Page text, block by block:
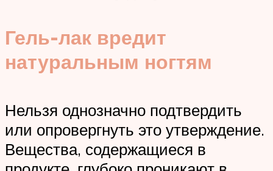
Гель-лак вредит
натуральным ногтям
Нельзя однозначно подтвердить
или опровергнуть это утверждение.
Вещества, содержащиеся в